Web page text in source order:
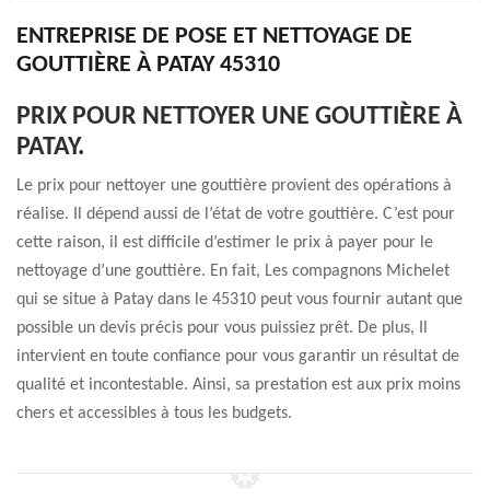
ENTREPRISE DE POSE ET NETTOYAGE DE
GOUTTIÈRE À PATAY 45310
PRIX POUR NETTOYER UNE GOUTTIÈRE À
PATAY.
Le prix pour nettoyer une gouttière provient des opérations à
réalise. Il dépend aussi de l’état de votre gouttière. C’est pour
cette raison, il est difficile d’estimer le prix à payer pour le
nettoyage d’une gouttière. En fait, Les compagnons Michelet
qui se situe à Patay dans le 45310 peut vous fournir autant que
possible un devis précis pour vous puissiez prêt. De plus, Il
intervient en toute confiance pour vous garantir un résultat de
qualité et incontestable. Ainsi, sa prestation est aux prix moins
chers et accessibles à tous les budgets.